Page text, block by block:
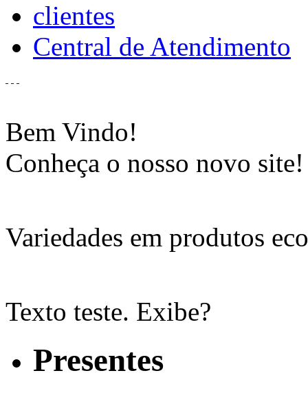
clientes
Central de Atendimento
Bem Vindo!
Conheça o nosso novo site!
Variedades em produtos
Texto teste. Exibe?
Presentes